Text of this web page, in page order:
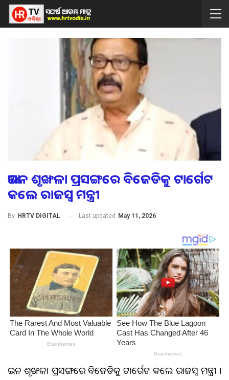
ଆଇନ ଶୃଙ୍ଖଳା ପ୍ରସଙ୍ଗରେ ବିଜେଡିକୁ ଟାର୍ଗେଟ
କଲେ ରାଜସ୍ୱ ମନ୍ତ୍ରୀ
By HRTV DIGITAL Last updated May 11, 2026
ଆଇନ ଶୃଙ୍ଖଳା ପ୍ରସଙ୍ଗରେ ବିଜେଡିକୁ ଟାର୍ଗେଟ କଲେ ରାଜସ୍ୱ ମନ୍ତ୍ରୀ ।